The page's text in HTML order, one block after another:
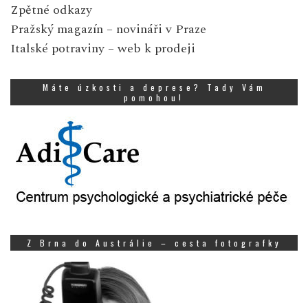
Zpětné odkazy
Pražský magazín – novináři v Praze
Italské potraviny – web k prodeji
Máte úzkosti a deprese? Tady Vám
pomohou!
Z Brna do Austrálie – cesta fotografky